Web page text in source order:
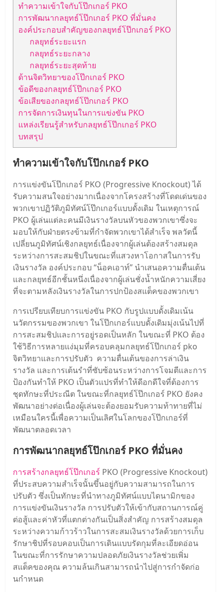
ทําความเข้าใจกับโป๊กเกอร์ PKO
การพัฒนากลยุทธ์โป๊กเกอร์ PKO ที่มั่นคง
องค์ประกอบสําคัญของกลยุทธ์โป๊กเกอร์ PKO
กลยุทธ์ระยะแรก
กลยุทธ์ระยะกลาง
กลยุทธ์ระยะสุดท้าย
ด้านจิตวิทยาของโป๊กเกอร์ PKO
ข้อดีของกลยุทธ์โป๊กเกอร์ PKO
ข้อเสียของกลยุทธ์โป๊กเกอร์ PKO
การจัดการเงินทุนในการแข่งขัน PKO
แหล่งเรียนรู้สําหรับกลยุทธ์โป๊กเกอร์ PKO
บทสรุป
ทําความเข้าใจกับโป๊กเกอร์ PKO
การแข่งขันโป๊กเกอร์ PKO (Progressive Knockout) ได้
รับความสนใจอย่างมากเนื่องจากโครงสร้างที่โดดเด่นของ
พวกเขาปฏิวัติภูมิทัศน์โป๊กเกอร์แบบดั้งเดิม ในเหตุการณ์
PKO ผู้เล่นแต่ละคนมีเงินรางวัลบนหัวของพวกเขาซึ่งจะ
มอบให้กับฝ่ายตรงข้ามที่กําจัดพวกเขาได้สําเร็จ พลวัตนี้
เปลี่ยนภูมิทัศน์เชิงกลยุทธ์เนื่องจากผู้เล่นต้องสร้างสมดุล
ระหว่างการสะสมชิปในขณะที่แสวงหาโอกาสในการรับ
เงินรางวัล องค์ประกอบ “น็อคเอาท์” นําเสนอความตื่นเต้น
และกลยุทธ์อีกชั้นหนึ่งเนื่องจากผู้เล่นชั่งน้ำหนักความเสี่ยง
ที่จะตามหลังเงินรางวัลในการปกป้องสแต็คของพวกเขา
การเปรียบเทียบการแข่งขัน PKO กับรูปแบบดั้งเดิมเน้น
นวัตกรรมของพวกเขา ในโป๊กเกอร์แบบดั้งเดิมมุ่งเน้นไปที่
การสะสมชิปและการอยู่รอดเป็นหลัก ในขณะที่ PKO ต้อง
ใช้วิธีการหลายแง่มุมที่ครอบคลุมกลยุทธ์โป๊กเกอร์ pko
จิตวิทยาและการปรับตัว ความตื่นเต้นของการล่าเงิน
รางวัล และการเต้นรําที่ซับซ้อนระหว่างการโจมตีและการ
ป้องกันทําให้ PKO เป็นตัวแปรที่ทําให้ดีอกดีใจที่ต้องการ
ชุดทักษะที่ประณีต ในขณะที่กลยุทธ์โป๊กเกอร์ PKO ยังคง
พัฒนาอย่างต่อเนื่องผู้เล่นจะต้องยอมรับความท้าทายที่ไม่
เหมือนใครนี้เพื่อความเป็นเลิศในโลกของโป๊กเกอร์ที่
พัฒนาตลอดเวลา
การพัฒนากลยุทธ์โป๊กเกอร์ PKO ที่มั่นคง
การสร้างกลยุทธ์โป๊กเกอร์ PKO (Progressive Knockout)
ที่ประสบความสําเร็จนั้นขึ้นอยู่กับความสามารถในการ
ปรับตัว ซึ่งเป็นทักษะที่นําทางภูมิทัศน์แบบไดนามิกของ
การแข่งขันเงินรางวัล การปรับตัวให้เข้ากับสถานการณ์คู่
ต่อสู้และค่าหัวที่แตกต่างกันเป็นสิ่งสําคัญ การสร้างสมดุล
ระหว่างความก้าวร้าวในการสะสมเงินรางวัลด้วยการเก็บ
รักษาชิปที่รอบคอบเป็นการเดินแบบรัดกุมที่ละเอียดอ่อน
ในขณะที่การรักษาความปลอดภัยเงินรางวัลช่วยเพิ่ม
สแต็คของคุณ ความล้นเกินสามารถนําไปสู่การกําจัดก่อ
นกําหนด